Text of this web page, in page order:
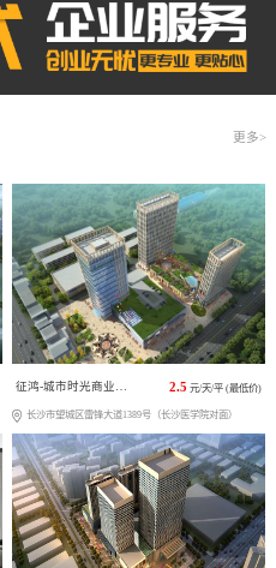
更多>
征鸿-城市时光商业广场 2.5 元/天/平 (最低价)
长沙市望城区雷锋大道1389号（长沙医学院对面）